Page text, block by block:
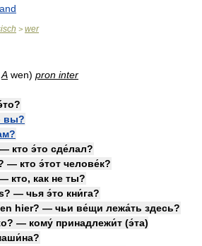
> wer
A wen) pron inter
вы?
кто э́то сде́лал?
— кто э́тот челове́к?
кто, как не ты?
— чья э́то кни́га?
hier? — чьи ве́щи лежа́ть здесь?
— кому́ принадлежи́т (э́та)